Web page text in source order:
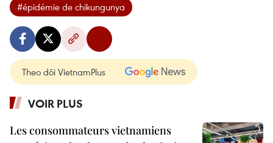
#épidémie de chikungunya
Theo dõi VietnamPlus
VOIR PLUS
Les consommateurs vietnamiens